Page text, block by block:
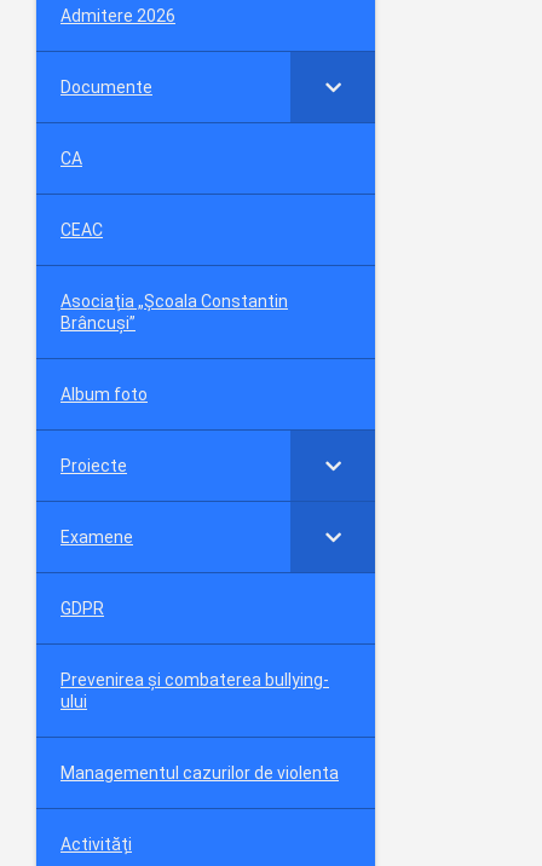
Admitere 2026
Documente
CA
CEAC
Asociația „Școala Constantin
Brâncuși”
Album foto
Proiecte
Examene
GDPR
Prevenirea și combaterea bullying-
ului
Managementul cazurilor de violenta
Activități